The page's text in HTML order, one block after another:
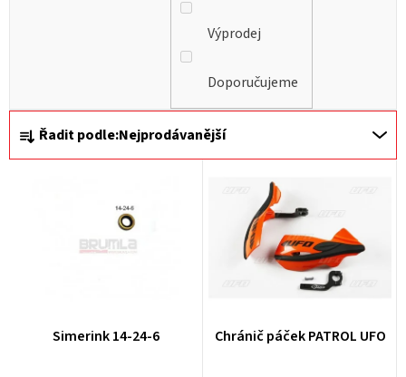
Ř
a
Řadit podle:Nejprodávanější
Výprodej
Doporučujeme
Simerink 14-24-6 Chránič páček PATROL UFO